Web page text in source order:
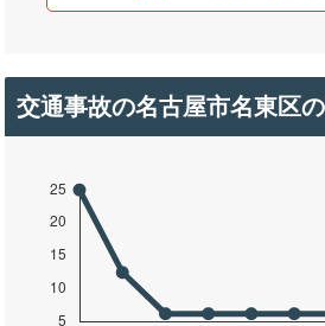
交通事故の名古屋市名東区